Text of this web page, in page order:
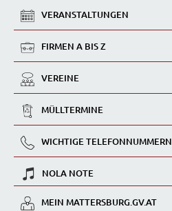
VERANSTALTUNGEN
FIRMEN A BIS Z
VEREINE
MÜLLTERMINE
WICHTIGE TELEFONNUMMERN
NOLA NOTE
MEIN MATTERSBURG.GV.AT